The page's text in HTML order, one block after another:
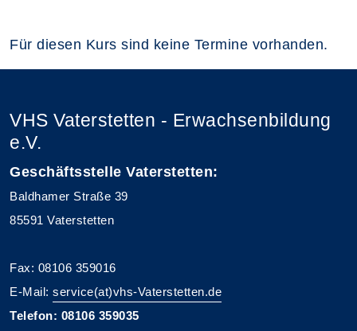
Für diesen Kurs sind keine Termine vorhanden.
VHS Vaterstetten - Erwachsenbildung
e.V.
Geschäftsstelle Vaterstetten:
Baldhamer Straße 39
85591 Vaterstetten
Fax: 08106 359016
E-Mail: service(at)vhs-Vaterstetten.de
Telefon: 08106 359035